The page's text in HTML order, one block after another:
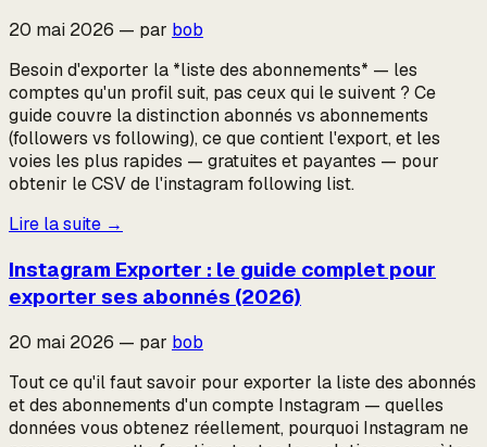
20 mai 2026 — par bob
Besoin d'exporter la *liste des abonnements* — les
comptes qu'un profil suit, pas ceux qui le suivent ? Ce
guide couvre la distinction abonnés vs abonnements
(followers vs following), ce que contient l'export, et les
voies les plus rapides — gratuites et payantes — pour
obtenir le CSV de l'instagram following list.
Lire la suite →
Instagram Exporter : le guide complet pour
exporter ses abonnés (2026)
20 mai 2026 — par bob
Tout ce qu'il faut savoir pour exporter la liste des abonnés
et des abonnements d'un compte Instagram — quelles
données vous obtenez réellement, pourquoi Instagram ne